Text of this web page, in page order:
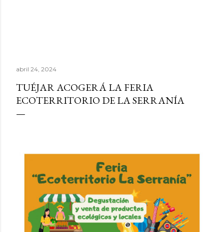
abril 24, 2024
TUÉJAR ACOGERÁ LA FERIA
ECOTERRITORIO DE LA SERRANÍA